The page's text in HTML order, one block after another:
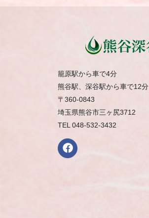
籠原駅から車で4分
熊谷駅、深谷駅から車で12分
〒360-0843
埼玉県熊谷市三ヶ尻3712
TEL 048-532-3432